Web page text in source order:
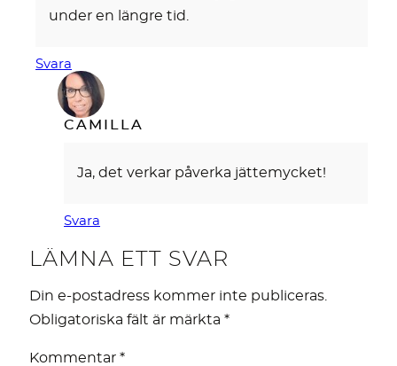
under en längre tid.
Svara
CAMILLA
Ja, det verkar påverka jättemycket!
Svara
LÄMNA ETT SVAR
Din e-postadress kommer inte publiceras.
Obligatoriska fält är märkta *
Kommentar *